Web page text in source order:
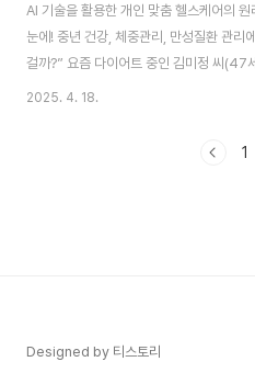
AI 기술을 활용한 개인 맞춤 헬스케어의
눈에! 중년 건강, 체중관리, 만성질환 관리
걸까?” 요즘 다이어트 중인 김미정 씨(47
"매일 유산균 먹는데 왜 배가 더 더부룩하
2025. 4. 18.
1
Designed by 티스토리